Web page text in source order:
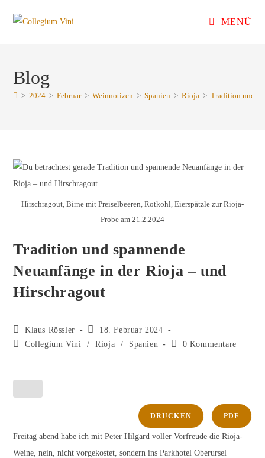
MENÜ
Blog
> 2024 > Februar > Weinnotizen > Spanien > Rioja > Tradition und
Hirschragout, Birne mit Preiselbeeren, Rotkohl, Eierspätzle zur Rioja-
Probe am 21.2.2024
Tradition und spannende
Neuanfänge in der Rioja – und
Hirschragout
Klaus Rössler
18. Februar 2024
Collegium Vini
/ Rioja / Spanien 0 Kommentare
DRUCKEN PDF
Freitag abend habe ich mit Peter Hilgard voller Vorfreude die Rioja-
Weine, nein, nicht vorgekostet, sondern ins Parkhotel Oberursel